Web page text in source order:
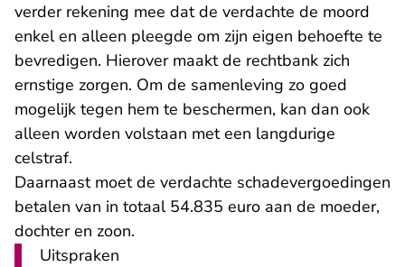
verder rekening mee dat de verdachte de moord
enkel en alleen pleegde om zijn eigen behoefte te
bevredigen. Hierover maakt de rechtbank zich
ernstige zorgen. Om de samenleving zo goed
mogelijk tegen hem te beschermen, kan dan ook
alleen worden volstaan met een langdurige
celstraf.
Daarnaast moet de verdachte schadevergoedingen
betalen van in totaal 54.835 euro aan de moeder,
dochter en zoon.
Uitspraken